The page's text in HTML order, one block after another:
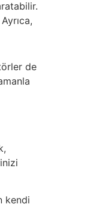
de
kendi